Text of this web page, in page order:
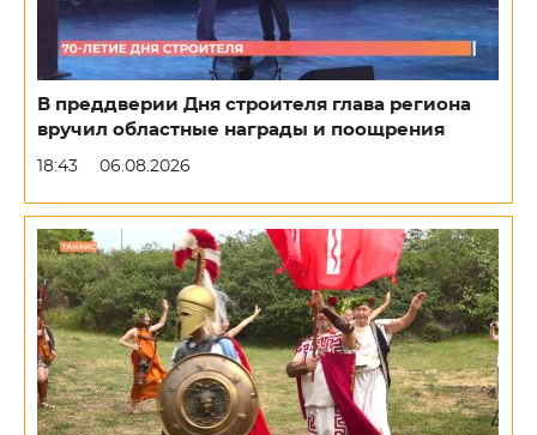
В преддверии Дня строителя глава региона
вручил областные награды и поощрения
18:43 06.08.2026